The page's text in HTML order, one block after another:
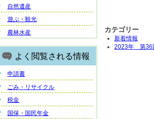
カテゴリー
新着情報
2023年 第36
自然遺産
遊ぶ・観光
農林水産
よく閲覧される情報
申請書
ごみ・リサイクル
税金
国保・国民年金